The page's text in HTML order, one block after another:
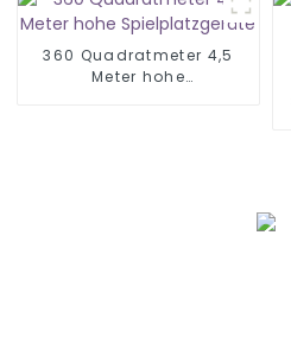
360 Quadratmeter 4,5
Meter hohe